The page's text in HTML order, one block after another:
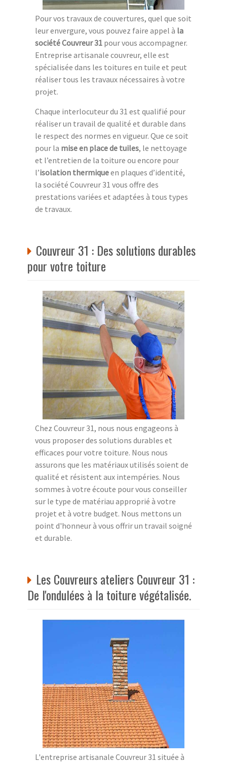
Pour vos travaux de couvertures, quel que soit
leur envergure, vous pouvez faire appel à la
société Couvreur 31 pour vous accompagner.
Entreprise artisanale couvreur, elle est
spécialisée dans les toitures en tuile et peut
réaliser tous les travaux nécessaires à votre
projet.
Chaque interlocuteur du 31 est qualifié pour
réaliser un travail de qualité et durable dans
le respect des normes en vigueur. Que ce soit
pour la mise en place de tuiles, le nettoyage
et l’entretien de la toiture ou encore pour
l’isolation thermiqueen plaques d’identité,
la société Couvreur 31 vous offre des
prestations variées et adaptées à tous types
de travaux.
Couvreur 31 : Des solutions durables
pour votre toiture
Chez Couvreur 31, nous nous engageons à
vous proposer des solutions durables et
efficaces pour votre toiture. Nous nous
assurons que les matériaux utilisés soient de
qualité et résistent aux intempéries. Nous
sommes à votre écoute pour vous conseiller
sur le type de matériau approprié à votre
projet et à votre budget. Nous mettons un
point d'honneur à vous offrir un travail soigné
et durable.
Les Couvreurs ateliers Couvreur 31 :
De l'ondulées à la toiture végétalisée.
L'entreprise artisanale Couvreur 31 située à